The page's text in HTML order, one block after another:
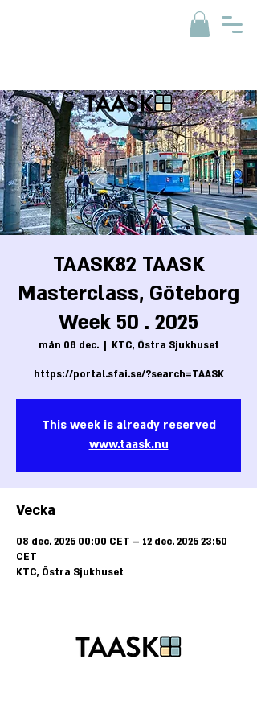
TAASK82 TAASK
Masterclass, Göteborg
Week 50 . 2025
mån 08 dec.
  |
KTC, Östra Sjukhuset
https://portal.sfai.se/?search=TAASK
This week is already reserved
www.taask.nu
Vecka
08 dec. 2025 00:00 CET – 12 dec. 2025 23:50
CET
KTC, Östra Sjukhuset